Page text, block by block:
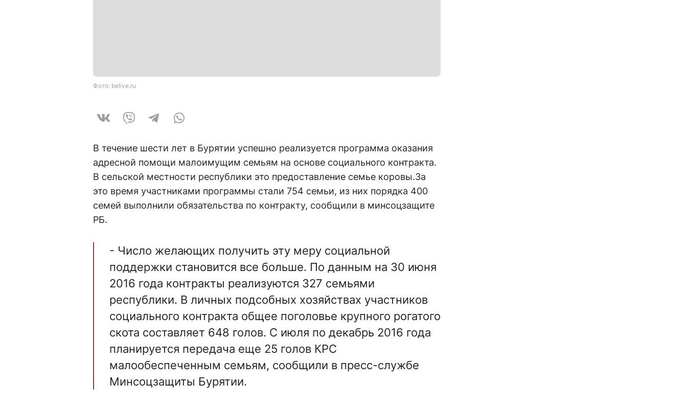
Фото: belive.ru
В течение шести лет в Бурятии успешно реализуется программа оказания
адресной помощи малоимущим семьям на основе социального контракта.
В сельской местности республики это предоставление семье коровы.За
это время участниками программы стали 754 семьи, из них порядка 400
семей выполнили обязательства по контракту, сообщили в минсоцзащите
РБ.
- Число желающих получить эту меру социальной
поддержки становится все больше. По данным на 30 июня
2016 года контракты реализуются 327 семьями
республики. В личных подсобных хозяйствах участников
социального контракта общее поголовье крупного рогатого
скота составляет 648 голов. С июля по декабрь 2016 года
планируется передача еще 25 голов КРС
малообеспеченным семьям, сообщили в пресс-службе
Минсоцзащиты Бурятии.